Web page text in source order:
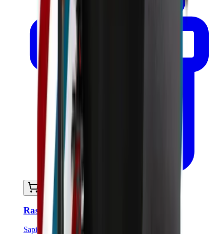
Ajouter au panier
Rasoir droit - Wood Edition
Sapiens